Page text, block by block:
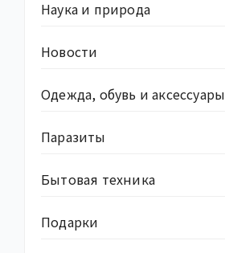
Наука и природа
Новости
Одежда, обувь и аксессуары
Паразиты
Бытовая техника
Подарки